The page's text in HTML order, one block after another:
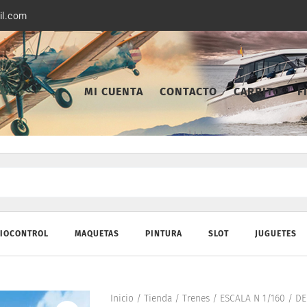
MI CUENTA CONTACTO CARRITO
MAQUETAS PINTURA SLOT JUGUETES
Inicio / Tienda/ Trenes/ ESCALA N 1/160 /